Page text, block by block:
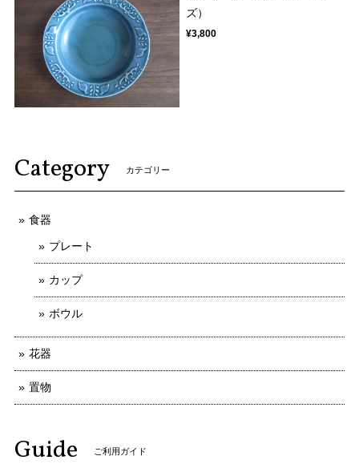
ズ）
¥3,800
Category カテゴリー
食器
プレート
カップ
ボウル
花器
置物
Guide ご利用ガイド